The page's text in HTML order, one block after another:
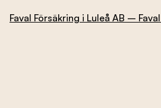
Faval Försäkring i Luleå AB –